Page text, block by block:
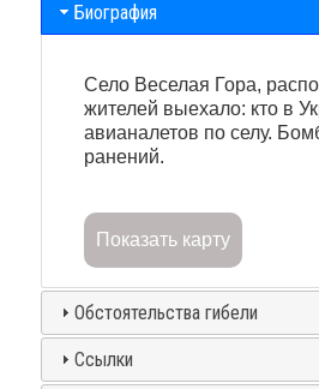
Биография
Село Веселая Гора,
жителей выехало: кто в
авианалетов по селу.
ранений.
Показать карту
Обстоятельства гибели
Ссылки